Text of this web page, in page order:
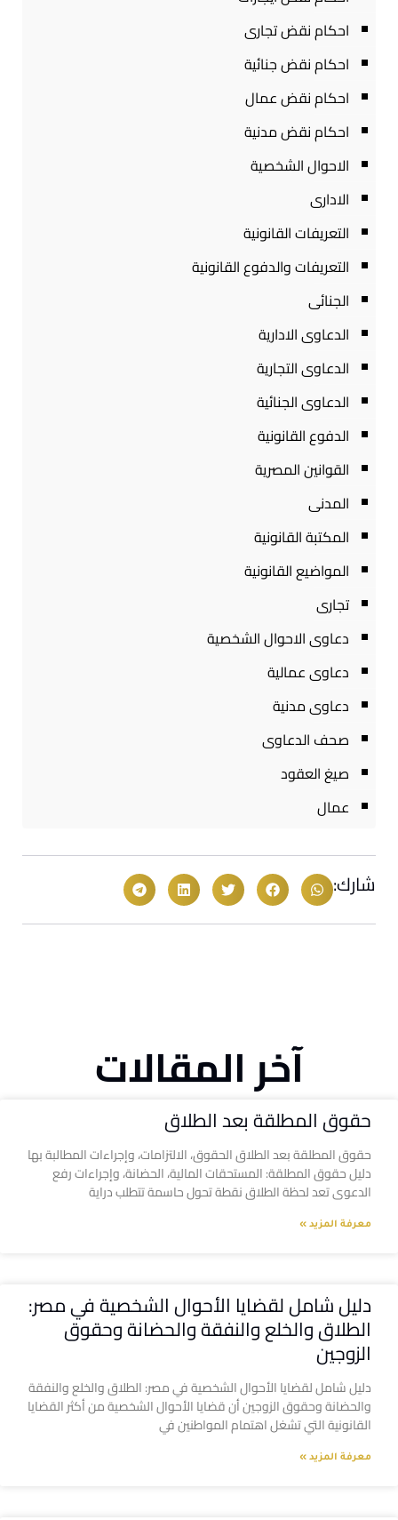
احكام نقض تجارى
احكام نقض جنائية
احكام نقض عمال
احكام نقض مدنية
الاحوال الشخصية
الادارى
التعريفات القانونية
التعريفات والدفوع القانونية
الجنائى
الدعاوى الادارية
الدعاوى التجارية
الدعاوى الجنائية
الدفوع القانونية
القوانين المصرية
المدنى
المكتبة القانونية
المواضيع القانونية
تجارى
دعاوى الاحوال الشخصية
دعاوى عمالية
دعاوى مدنية
صحف الدعاوى
صيغ العقود
عمال
شارك:
آخر المقالات
حقوق المطلقة بعد الطلاق
حقوق المطلقة بعد الطلاق الحقوق، الالتزامات، وإجراءات المطالبة بها
دليل حقوق المطلقة: المستحقات المالية، الحضانة، وإجراءات رفع
الدعوى تعد لحظة الطلاق نقطة تحول حاسمة تتطلب دراية
معرفة المزيد »
دليل شامل لقضايا الأحوال الشخصية في مصر:
الطلاق والخلع والنفقة والحضانة وحقوق
الزوجين
دليل شامل لقضايا الأحوال الشخصية في مصر: الطلاق والخلع والنفقة
والحضانة وحقوق الزوجين أن قضايا الأحوال الشخصية من أكثر القضايا
القانونية التي تشغل اهتمام المواطنين في
معرفة المزيد »